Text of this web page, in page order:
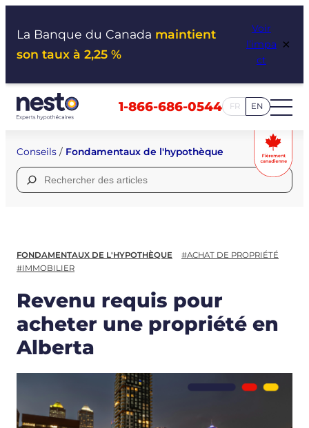
La Banque du Canada maintient
son taux à 2,25 %
Voir
l’impa
ct
×
1-866-686-0544 FR EN
Conseils / Fondamentaux de l'hypothèque
Rechercher :
FONDAMENTAUX DE L'HYPOTHÈQUE
#ACHAT DE PROPRIÉTÉ
#IMMOBILIER
Revenu requis pour
acheter une propriété en
Alberta